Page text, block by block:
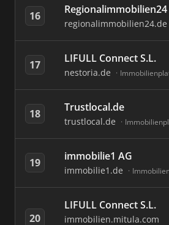
16
regionalimmobilien24.de
17 LIFULL Connect S.L.
nestoria.de
18 Trustlocal.de
trustlocal.de
19 immobilie1 AG
immobilie1.de
20
LIFULL Connect S.L.
immobilien.mitula.com